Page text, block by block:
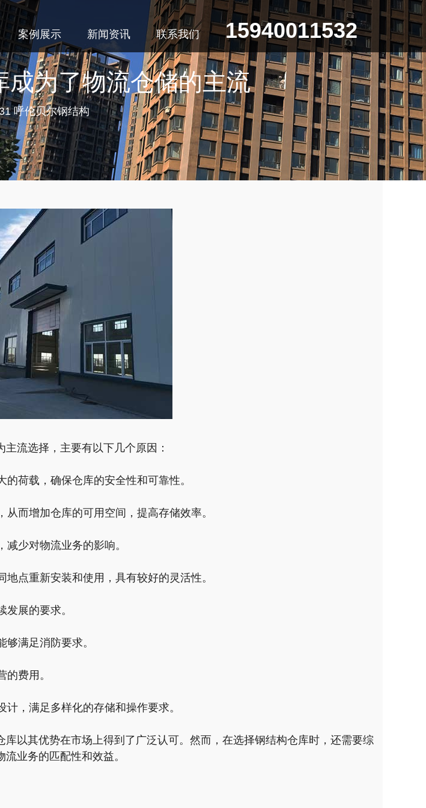
案例展示 新闻资讯 联系我们 15940011532
成为了物流仓储的主流
呼伦贝尔钢结构
流选择，主要有以下几个原因：
荷载，确保仓库的安全性和可靠性。
而增加仓库的可用空间，提高存储效率。
少对物流业务的影响。
点重新安装和使用，具有较好的灵活性。
展的要求。
满足消防要求。
费用。
，满足多样化的存储和操作要求。
以其优势在市场上得到了广泛认可。然而，在选择钢结构仓库时，还需要综
业务的匹配性和效益。